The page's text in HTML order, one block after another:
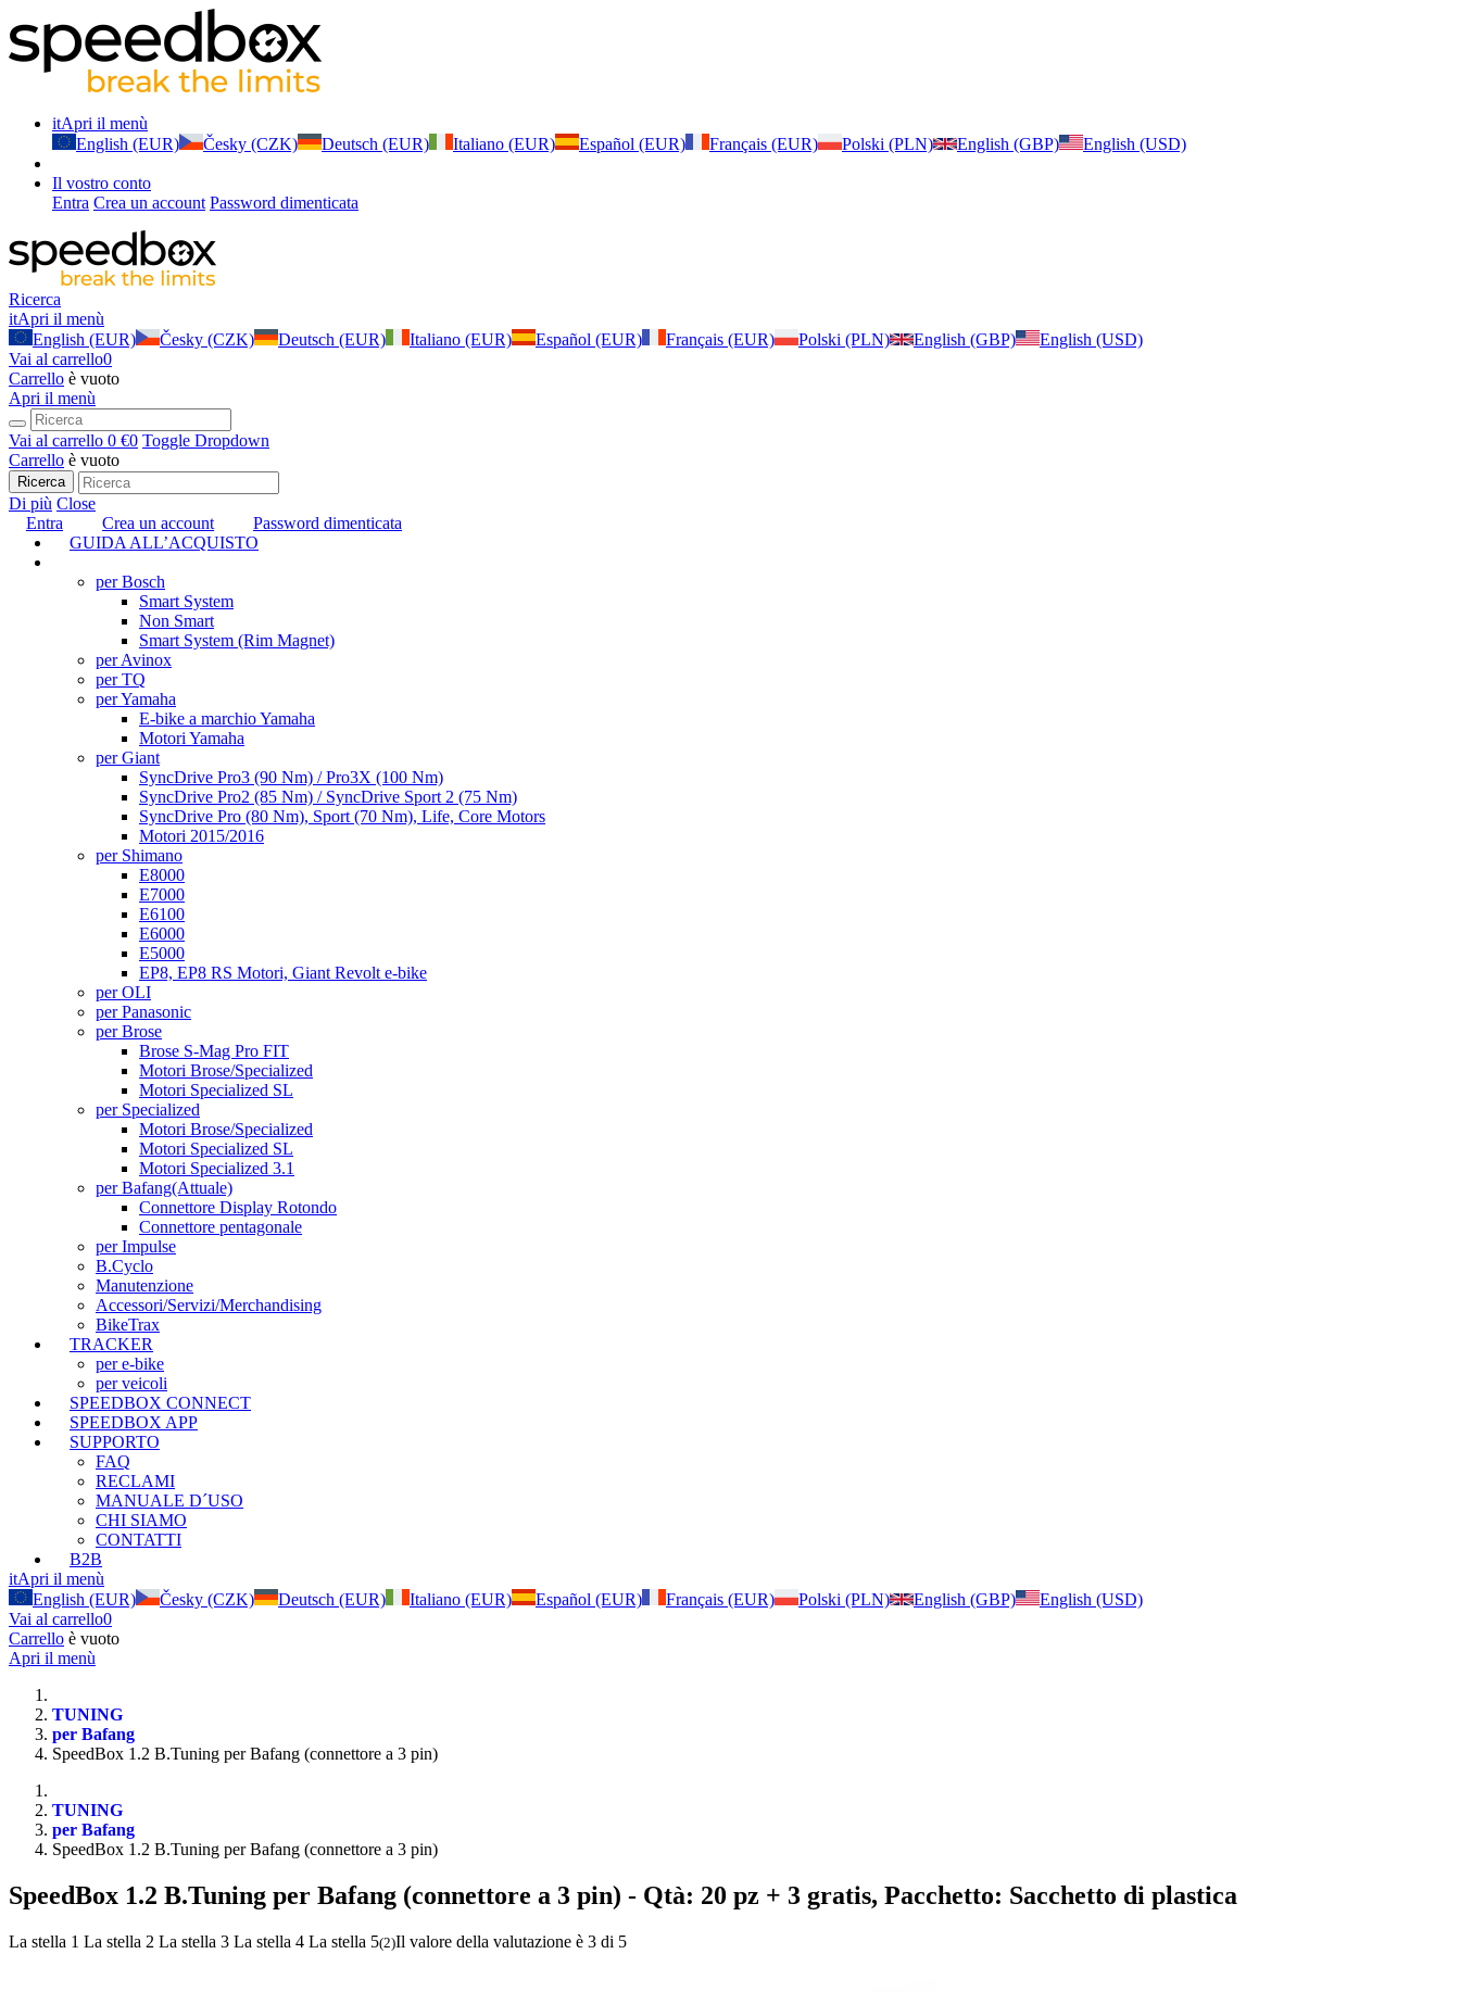
itApri il menù
English (EUR)
Česky (CZK) Deutsch (EUR) Italiano (EUR) Español (EUR) Français (EUR) Polski (PLN) English (GBP) English (USD)
Il vostro conto
Entra Crea un account Password dimenticata
Ricerca
itApri il menù
English (EUR)
Česky (CZK) Deutsch (EUR) Italiano (EUR) Español (EUR) Français (EUR) Polski (PLN) English (GBP)
English (USD)
Vai al carrello0
Carrello è vuoto
Apri il menù
Vai al carrello 0 €0 Toggle Dropdown
Carrello è vuoto
Ricerca
Di più Close
Entra
Crea un account
Password dimenticata
GUIDA ALL’ACQUISTO
per Bosch
Smart System
Non Smart
Smart System (Rim Magnet)
per Avinox
per TQ
per Yamaha
E-bike a marchio Yamaha
Motori Yamaha
per Giant
SyncDrive Pro3 (90 Nm) / Pro3X (100 Nm)
SyncDrive Pro2 (85 Nm) / SyncDrive Sport 2 (75 Nm)
SyncDrive Pro (80 Nm), Sport (70 Nm), Life, Core Motors
Motori 2015/2016
per Shimano
E8000
E7000
E6100
E6000
E5000
EP8, EP8 RS Motori, Giant Revolt e-bike
per OLI
per Panasonic
per Brose
Brose S-Mag Pro FIT
Motori Brose/Specialized
Motori Specialized SL
per Specialized
Motori Brose/Specialized
Motori Specialized SL
Motori Specialized 3.1
per Bafang(Attuale)
Connettore Display Rotondo
Connettore pentagonale
per Impulse
B.Cyclo
Manutenzione
Accessori/Servizi/Merchandising
BikeTrax
TRACKER
per e-bike
per veicoli
SPEEDBOX CONNECT
SPEEDBOX APP
SUPPORTO
FAQ
RECLAMI
MANUALE D´USO
CHI SIAMO
CONTATTI
B2B
itApri il menù
English (EUR)
Česky (CZK) Deutsch (EUR) Italiano (EUR) Español (EUR) Français (EUR) Polski (PLN) English (GBP)
English (USD)
Vai al carrello0
Carrello è vuoto
Apri il menù
TUNING
per Bafang
SpeedBox 1.2 B.Tuning per Bafang (connettore a 3 pin)
TUNING
per Bafang
SpeedBox 1.2 B.Tuning per Bafang (connettore a 3 pin)
SpeedBox 1.2 B.Tuning per Bafang (connettore a 3 pin) - Qtà: 20 pz + 3 gratis, Pacchetto: Sacchetto di plastica
La stella 1 La stella 2 La stella 3 La stella 4 La stella 5(2)Il valore della valutazione è 3 di 5